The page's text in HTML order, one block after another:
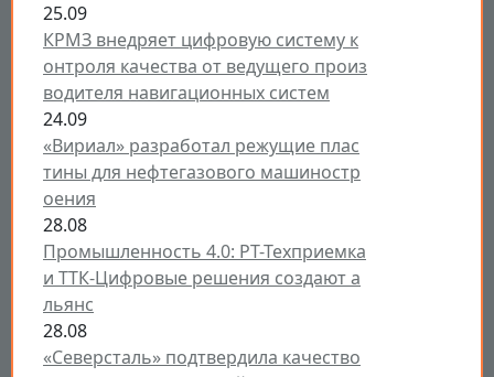
25.09
КРМЗ внедряет цифровую систему к
онтроля качества от ведущего произ
водителя навигационных систем
24.09
«Вириал» разработал режущие плас
тины для нефтегазового машиностр
оения
28.08
Промышленность 4.0: РТ-Техприемка
и ТТК-Цифровые решения создают а
льянс
28.08
«Северсталь» подтвердила качество